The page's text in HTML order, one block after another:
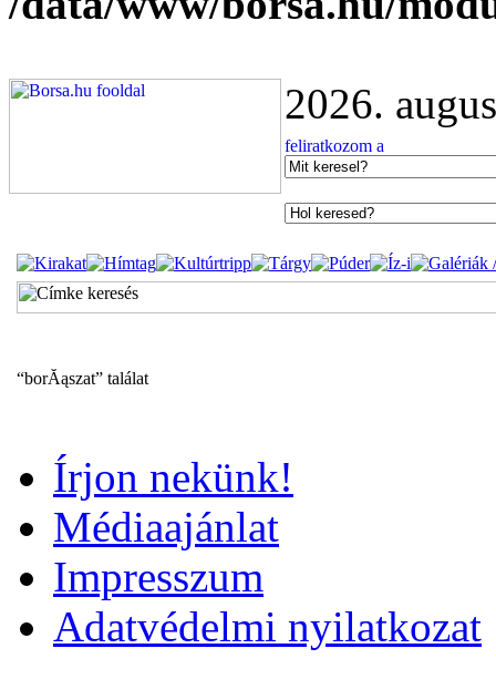
2026.
“borĂąszat” találat
Írjon nekünk!
Médiaajánlat
Impresszum
Adatvédelmi nyilatkozat